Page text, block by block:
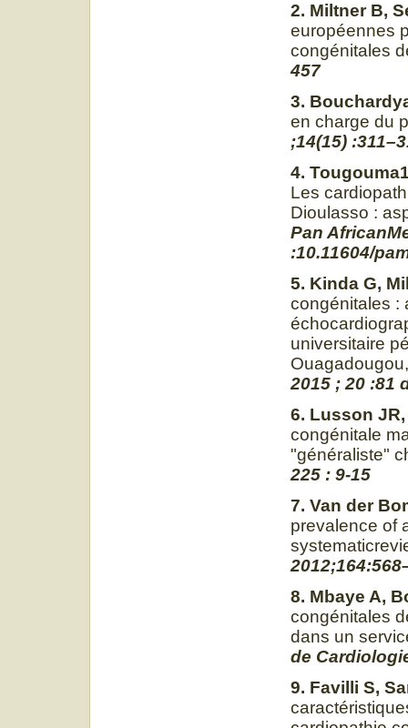
2. Miltner B,
européennes
congénitales
457
3.
en charge du
;14(15)
4.
Les
Dioulasso :
Pan
:10.11604/
5. Kinda G,
congénitales :
universitaire
2015 ; 20 :81
6. Lusson
congénitale
"généraliste"
225 : 9-15
7. Van der
prevalence of
8. Mbaye A,
congénitales
dans un
de
9. Favilli S,